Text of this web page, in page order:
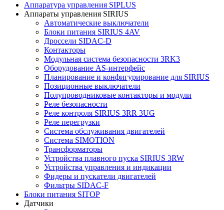
Аппаратура управления SIPLUS
Аппараты управления SIRIUS
Автоматические выключатели
Блоки питания SIRIUS 4AV
Дроссели SIDAC-D
Контакторы
Модульная система безопасности 3RK3
Оборудование AS-интерфейс
Планирование и конфигурирование для SIRIUS
Позиционные выключатели
Полупроводниковые контакторы и модули
Реле безопасности
Реле контроля SIRIUS 3RR 3UG
Реле перегрузки
Сиcтема обслуживания двигателей
Система SIMOTION
Трансформаторы
Устройства плавного пуска SIRIUS 3RW
Устройства управления и индикации
Фидеры и пускатели двигателей
Фильтры SIDAC-F
Блоки питания SITOP
Датчики